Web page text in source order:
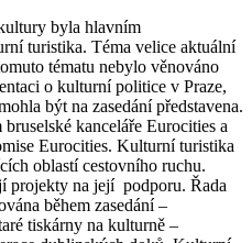
byla hlavním
turistika. Téma velice aktuální
tématu nebylo věnováno
o kulturní politice v Praze,
být na zasedání představena.
kanceláře Eurocities a
Eurocities. Kulturní turistika
oblastí cestovního ruchu.
projekty na její podporu. Řada
během zasedání –
tiskárny na kulturně –